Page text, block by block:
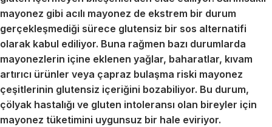
mayonez gibi acılı mayonez de ekstrem bir durum
gerçekleşmediği sürece glutensiz bir sos alternatifi
olarak kabul ediliyor. Buna rağmen bazı durumlarda
mayonezlerin içine eklenen yağlar, baharatlar, kıvam
artırıcı ürünler veya çapraz bulaşma riski mayonez
çeşitlerinin glutensiz içeriğini bozabiliyor. Bu durum,
çölyak hastalığı ve gluten intoleransı olan bireyler için
mayonez tüketimini uygunsuz bir hale eviriyor.